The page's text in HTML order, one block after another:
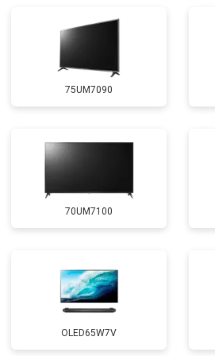
75UM7090
70UM7100
OLED65W7V